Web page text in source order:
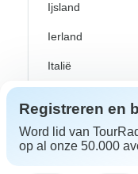
Ijsland
Ierland
Italië
Noorwegen
Oost-Europa
Registreren en
Word lid van
op al onze 50.000